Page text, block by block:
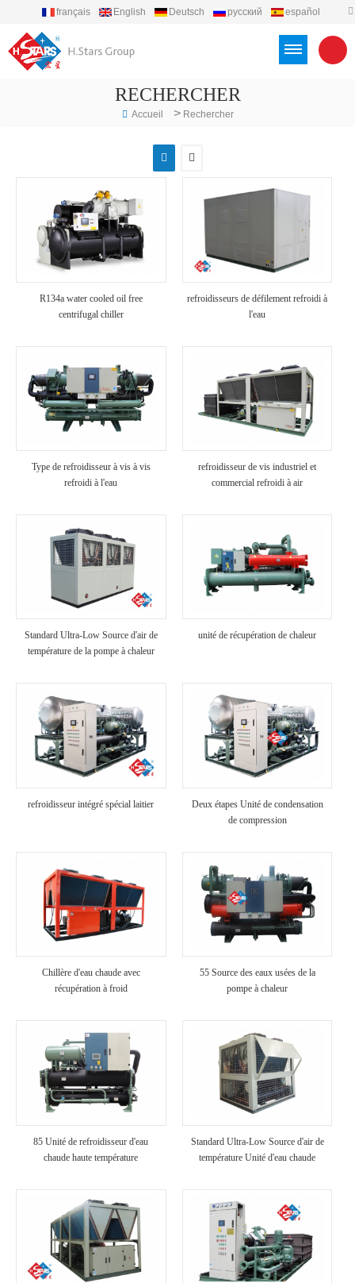
français English Deutsch русский
español
RECHERCHER
Accueil > Rechercher
R134a water cooled oil free
centrifugal chiller
refroidisseurs de défilement refroidi à
l'eau
Type de refroidisseur à vis à vis
refroidi à l'eau
refroidisseur de vis industriel et
commercial refroidi à air
Standard Ultra-Low Source d'air de
température de la pompe à chaleur
unité de récupération de chaleur
refroidisseur intégré spécial laitier
Deux étapes Unité de condensation
de compression
Chillère d'eau chaude avec
récupération à froid
55 Source des eaux usées de la
pompe à chaleur
85 Unité de refroidisseur d'eau
chaude haute température
Standard Ultra-Low Source d'air de
température Unité d'eau chaude